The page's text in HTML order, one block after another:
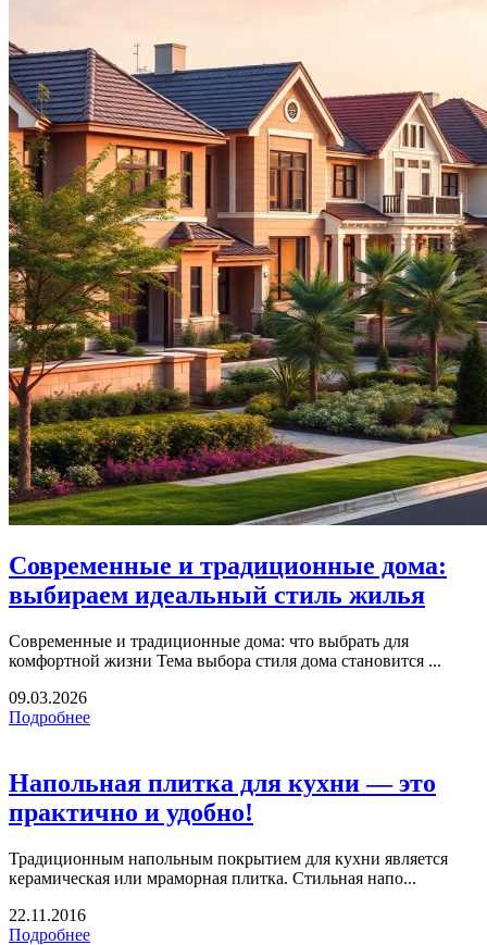
Современные и традиционные дома:
выбираем идеальный стиль жилья
Современные и традиционные дома: что выбрать для
комфортной жизни Тема выбора стиля дома становится ...
09.03.2026
Подробнее
Напольная плитка для кухни — это
практично и удобно!
Традиционным напольным покрытием для кухни является
керамическая или мраморная плитка. Стильная напо...
22.11.2016
Подробнее